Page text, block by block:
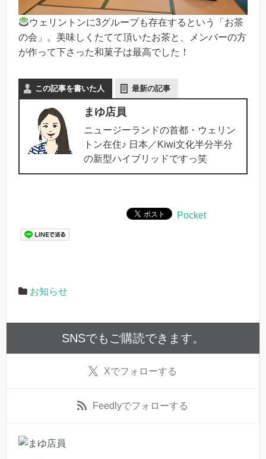
ウェリントンに3グループも存在するという「お茶
の会」。美味しくたてて頂いたお茶と、メンバーの方
が作って下さった和菓子は最高でした！
この記事を書いた人 最新の記事
まゆ店員
ニュージーランドの首都・ウェリン
トン在住♪ 日本／Kiwi文化半分半分
の新型ハイブリッドですっ笑
Pocket
お知らせ
SNSでもご購読できます。
Xでフォローする
Feedlyでフォローする